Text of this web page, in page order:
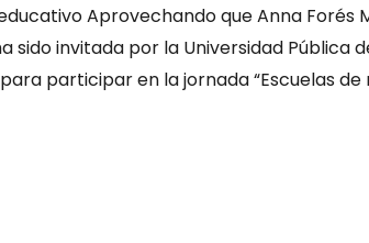
Aprovechando que Anna
sido invitada por la Universidad
participar en la jornada “Escuelas